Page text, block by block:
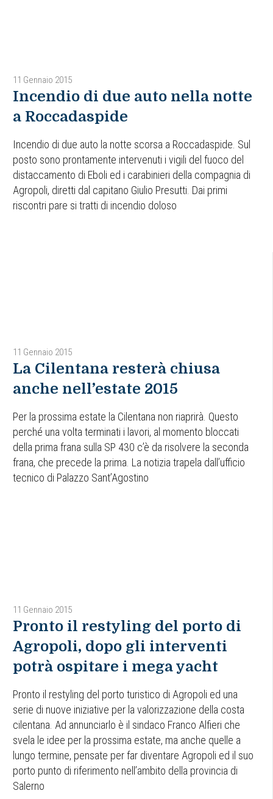
11 Gennaio 2015
Incendio di due auto nella notte
a Roccadaspide
Incendio di due auto la notte scorsa a Roccadaspide. Sul
posto sono prontamente intervenuti i vigili del fuoco del
distaccamento di Eboli ed i carabinieri della compagnia di
Agropoli, diretti dal capitano Giulio Presutti. Dai primi
riscontri pare si tratti di incendio doloso
11 Gennaio 2015
La Cilentana resterà chiusa
anche nell’estate 2015
Per la prossima estate la Cilentana non riaprirà. Questo
perché una volta terminati i lavori, al momento bloccati
della prima frana sulla SP 430 c’è da risolvere la seconda
frana, che precede la prima. La notizia trapela dall’ufficio
tecnico di Palazzo Sant’Agostino
11 Gennaio 2015
Pronto il restyling del porto di
Agropoli, dopo gli interventi
potrà ospitare i mega yacht
Pronto il restyling del porto turistico di Agropoli ed una
serie di nuove iniziative per la valorizzazione della costa
cilentana. Ad annunciarlo è il sindaco Franco Alfieri che
svela le idee per la prossima estate, ma anche quelle a
lungo termine, pensate per far diventare Agropoli ed il suo
porto punto di riferimento nell’ambito della provincia di
Salerno